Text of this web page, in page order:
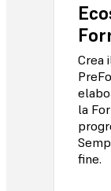
Crea
la
fine.